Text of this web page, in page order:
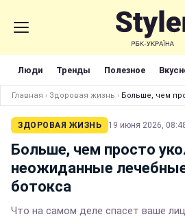
Люди Тренды Полезное
Главная › Здоровая жизнь › Больше, чем
ЗДОРОВАЯ ЖИЗНЬ 19 июня 2026,
Больше, чем просто
неожиданные
ботокса
Что на самом деле спасет ваше